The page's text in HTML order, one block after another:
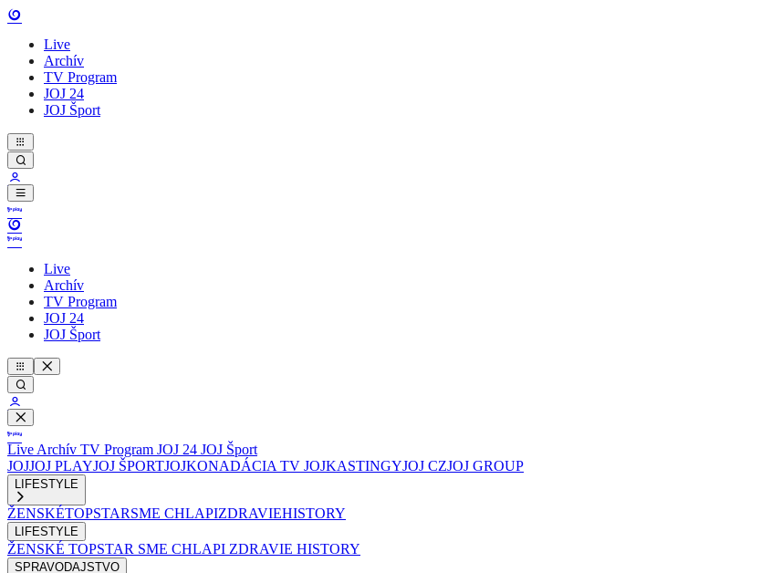
Live
Archív
TV Program
JOJ 24
JOJ Šport
Live
Archív
TV Program
JOJ 24
JOJ Šport
Live Archív TV Program JOJ 24 JOJ Šport
JOJJOJ PLAYJOJ ŠPORTJOJKONADÁCIA TV JOJKASTINGYJOJ CZJOJ GROUP
LIFESTYLE
ŽENSKÉTOPSTARSME CHLAPIZDRAVIEHISTORY
LIFESTYLE
ŽENSKÉ TOPSTAR SME CHLAPI ZDRAVIE HISTORY
SPRAVODAJSTVO